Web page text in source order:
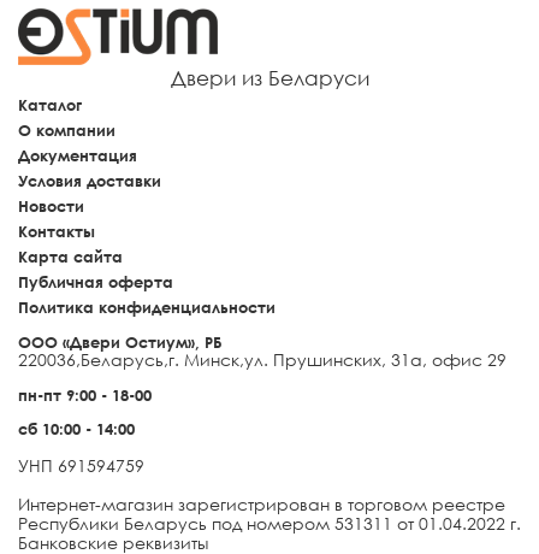
Двери из Беларуси
Каталог
О компании
Документация
Условия доставки
Новости
Контакты
Карта сайта
Публичная оферта
Политика конфиденциальности
ООО «Двери Остиум», РБ
220036,Беларусь,г. Минск,ул. Прушинских, 31а, офис 29
пн-пт 9:00 - 18-00
сб 10:00 - 14:00
УНП 691594759
Интернет-магазин зарегистрирован в торговом реестре
Республики Беларусь под номером 531311 от 01.04.2022 г.
Банковские реквизиты